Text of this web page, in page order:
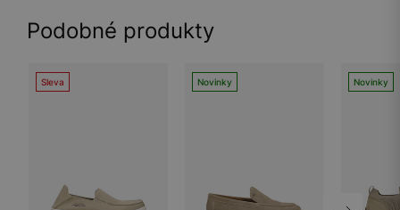
Podobné produkty
Sleva Novinky Novinky